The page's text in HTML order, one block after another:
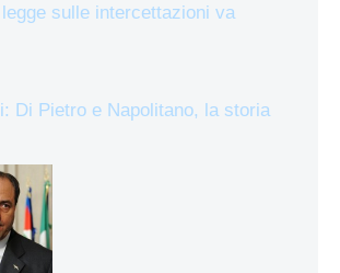
sulle intercettazioni va
Di Pietro e Napolitano, la storia